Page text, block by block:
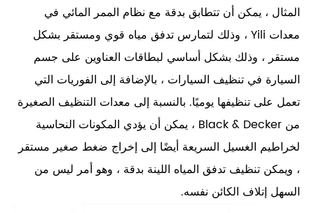
المثال ، يمكن أن تتطابق بدقة مع نظام الممر المائي في
معدات Yili ، وذلك لتمارس تدفق مياه قوي ومستقر بشكل
مستقر ، وذلك بشكل أساسي لبطاقات العناوين على جسم
السيارة في تنظيف السيارات ، بالإضافة إلى الفوريات التي
تعمل على تنظيفها يوميًا. بالنسبة إلى معدات التنظيف الصغيرة
من Black & Decker ، يمكن أن يؤدي المكونات النحاسية
لخراطيم الغسيل السريعة أيضًا إلى إخراج ضغط صغير مستقر
، ويمكن تنظيف تدفق المياه اللينة بدقة ، وهو أمر ليس من
السهل إتلاف الكائن نفسه.